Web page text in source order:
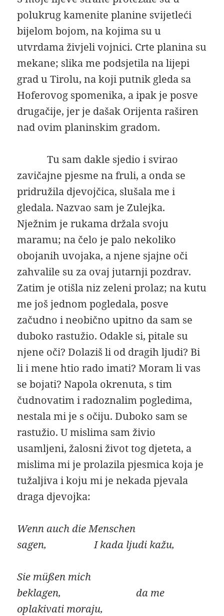
polukrug kamenite planine svijetleći
bijelom bojom, na kojima su u
utvrdama živjeli vojnici. Crte planina su
mekane; slika me podsjetila na lijepi
grad u Tirolu, na koji putnik gleda sa
Hoferovog spomenika, a ipak je posve
drugačije, jer je dašak Orijenta raširen
nad ovim planinskim gradom.
Tu sam dakle sjedio i svirao
zavičajne pjesme na fruli, a onda se
pridružila djevojčica, slušala me i
gledala. Nazvao sam je Zulejka.
Nježnim je rukama držala svoju
maramu; na čelo je palo nekoliko
obojanih uvojaka, a njene sjajne oči
zahvalile su za ovaj jutarnji pozdrav.
Zatim je otišla niz zeleni prolaz; na kutu
me još jednom pogledala, posve
začudno i neobično upitno da sam se
duboko rastužio. Odakle si, pitale su
njene oči? Dolaziš li od dragih ljudi? Bi
li i mene htio rado imati? Moram li vas
se bojati? Napola okrenuta, s tim
čudnovatim i radoznalim pogledima,
nestala mi je s očiju. Duboko sam se
rastužio. U mislima sam živio
usamljeni, žalosni život tog djeteta, a
mislima mi je prolazila pjesmica koja je
tužaljiva i koju mi je nekada pjevala
draga djevojka:
Wenn auch die Menschen
sagen, I kada ljudi kažu,
Sie müßen mich
beklagen, da me
oplakivati moraju,